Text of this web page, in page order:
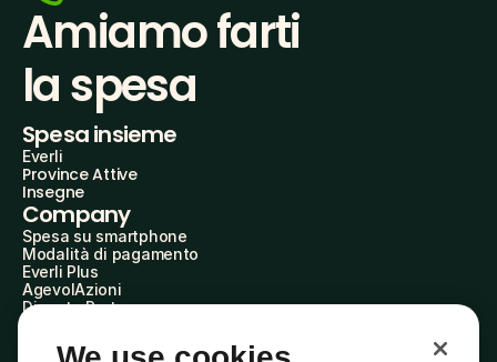
Amiamo farti
la spesa
Spesa insieme
Everli
Province Attive
Insegne
Company
Spesa su smartphone
Modalità di pagamento
Everli Plus
AgevolAzioni
Diventa Partner
Everli Shoppers